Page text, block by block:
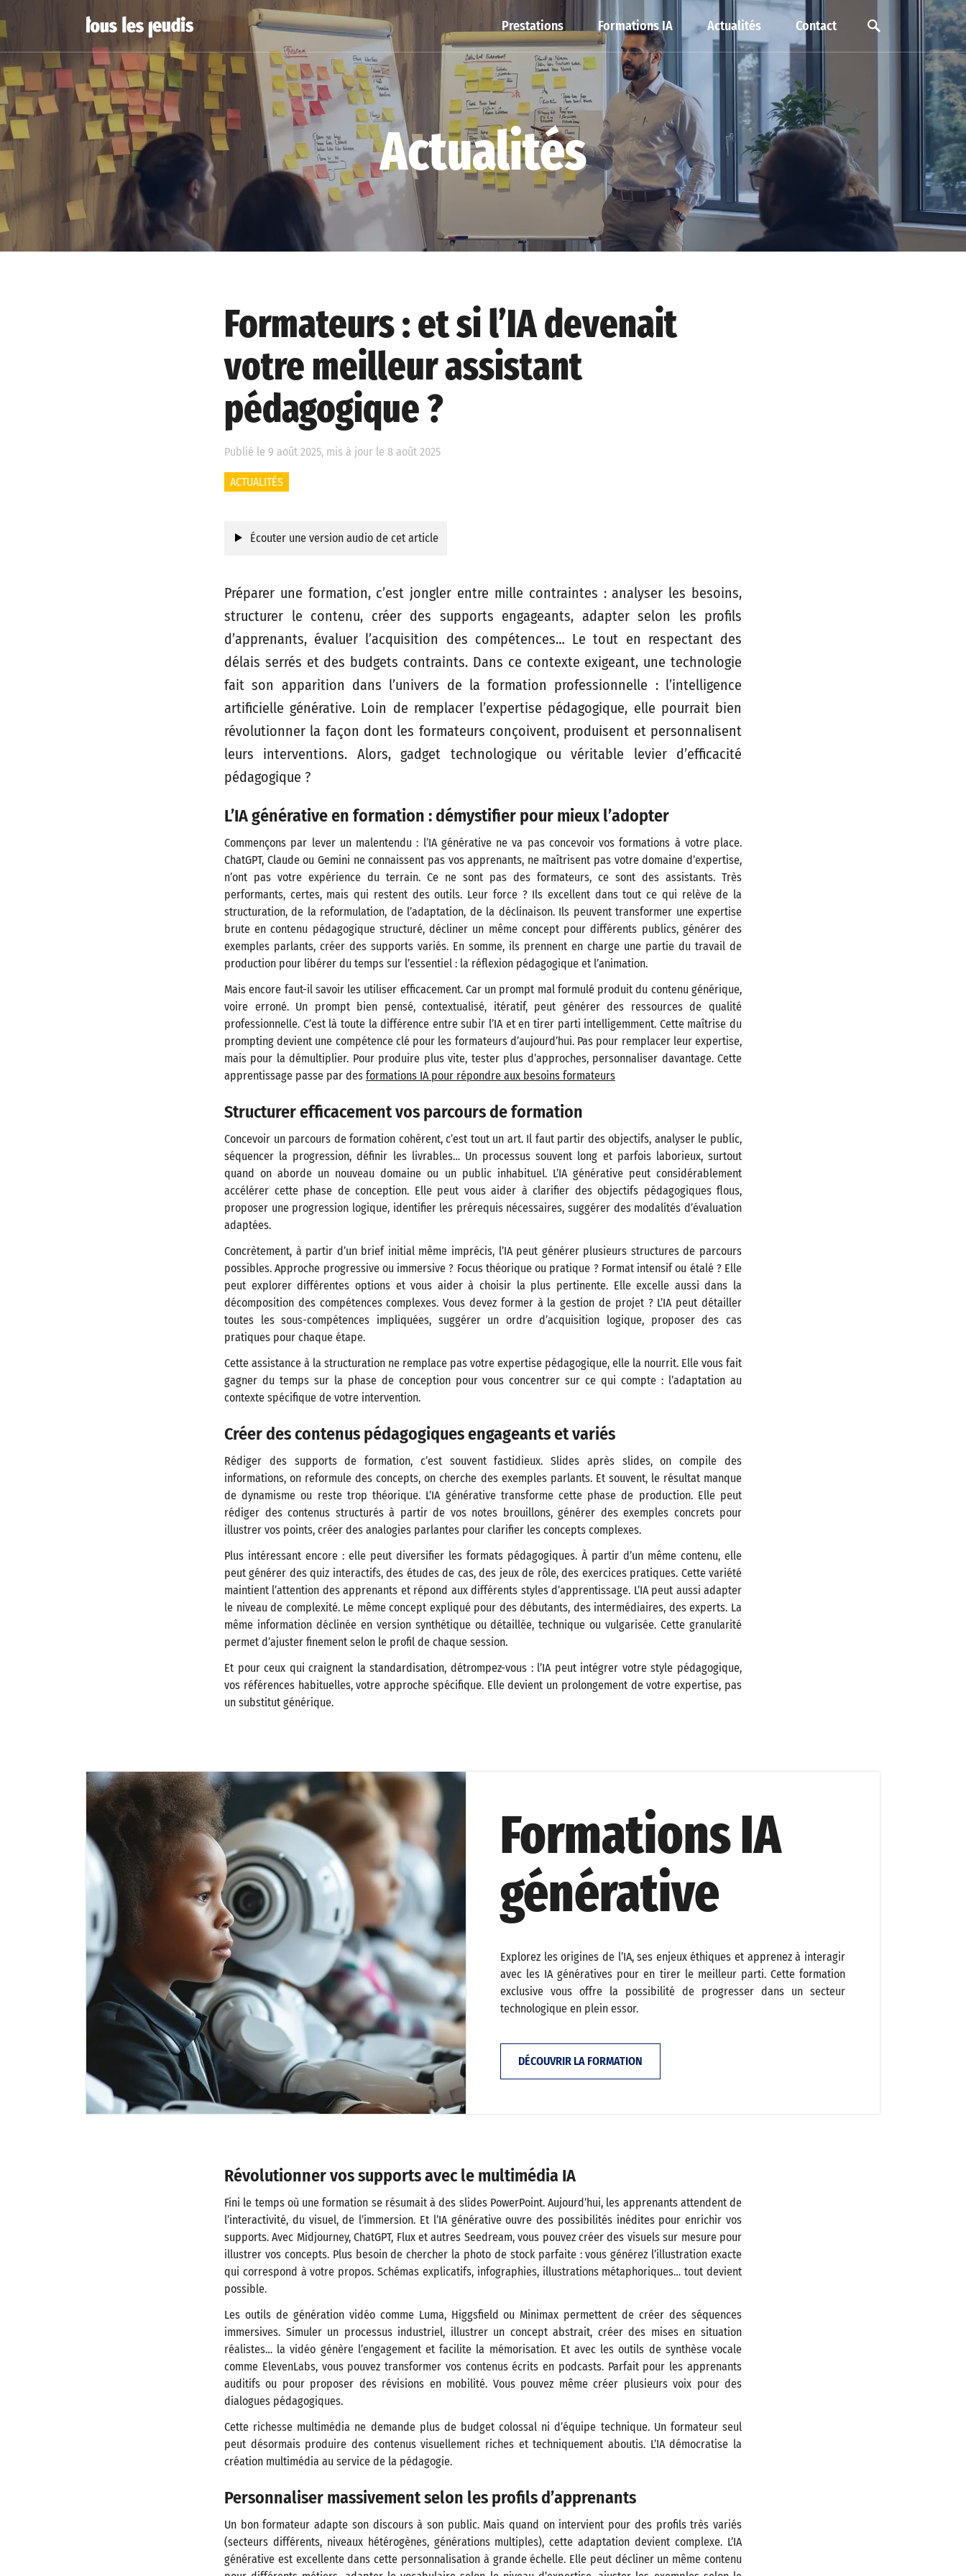
Prestations Formations IA Actualités Contact
Actualités
Formateurs : et si l’IA devenait
votre meilleur assistant
pédagogique ?
Publié le 9 août 2025, mis à jour le 8 août 2025
ACTUALITÉS
Écouter une version audio de cet article
Préparer une formation, c’est jongler entre mille contraintes : analyser les besoins,
structurer le contenu, créer des supports engageants, adapter selon les profils
d’apprenants, évaluer l’acquisition des compétences… Le tout en respectant des
délais serrés et des budgets contraints. Dans ce contexte exigeant, une technologie
fait son apparition dans l’univers de la formation professionnelle : l’intelligence
artificielle générative. Loin de remplacer l’expertise pédagogique, elle pourrait bien
révolutionner la façon dont les formateurs conçoivent, produisent et personnalisent
leurs interventions. Alors, gadget technologique ou véritable levier d’efficacité
pédagogique ?
L’IA générative en formation : démystifier pour mieux l’adopter
Commençons par lever un malentendu : l’IA générative ne va pas concevoir vos formations à votre place.
ChatGPT, Claude ou Gemini ne connaissent pas vos apprenants, ne maîtrisent pas votre domaine d’expertise,
n’ont pas votre expérience du terrain. Ce ne sont pas des formateurs, ce sont des assistants. Très
performants, certes, mais qui restent des outils. Leur force ? Ils excellent dans tout ce qui relève de la
structuration, de la reformulation, de l’adaptation, de la déclinaison. Ils peuvent transformer une expertise
brute en contenu pédagogique structuré, décliner un même concept pour différents publics, générer des
exemples parlants, créer des supports variés. En somme, ils prennent en charge une partie du travail de
production pour libérer du temps sur l’essentiel : la réflexion pédagogique et l’animation.
Mais encore faut-il savoir les utiliser efficacement. Car un prompt mal formulé produit du contenu générique,
voire erroné. Un prompt bien pensé, contextualisé, itératif, peut générer des ressources de qualité
professionnelle. C’est là toute la différence entre subir l’IA et en tirer parti intelligemment. Cette maîtrise du
prompting devient une compétence clé pour les formateurs d’aujourd’hui. Pas pour remplacer leur expertise,
mais pour la démultiplier. Pour produire plus vite, tester plus d’approches, personnaliser davantage. Cette
apprentissage passe par des formations IA pour répondre aux besoins formateurs
Structurer efficacement vos parcours de formation
Concevoir un parcours de formation cohérent, c’est tout un art. Il faut partir des objectifs, analyser le public,
séquencer la progression, définir les livrables… Un processus souvent long et parfois laborieux, surtout
quand on aborde un nouveau domaine ou un public inhabituel. L’IA générative peut considérablement
accélérer cette phase de conception. Elle peut vous aider à clarifier des objectifs pédagogiques flous,
proposer une progression logique, identifier les prérequis nécessaires, suggérer des modalités d’évaluation
adaptées.
Concrètement, à partir d’un brief initial même imprécis, l’IA peut générer plusieurs structures de parcours
possibles. Approche progressive ou immersive ? Focus théorique ou pratique ? Format intensif ou étalé ? Elle
peut explorer différentes options et vous aider à choisir la plus pertinente. Elle excelle aussi dans la
décomposition des compétences complexes. Vous devez former à la gestion de projet ? L’IA peut détailler
toutes les sous-compétences impliquées, suggérer un ordre d’acquisition logique, proposer des cas
pratiques pour chaque étape.
Cette assistance à la structuration ne remplace pas votre expertise pédagogique, elle la nourrit. Elle vous fait
gagner du temps sur la phase de conception pour vous concentrer sur ce qui compte : l’adaptation au
contexte spécifique de votre intervention.
Créer des contenus pédagogiques engageants et variés
Rédiger des supports de formation, c’est souvent fastidieux. Slides après slides, on compile des
informations, on reformule des concepts, on cherche des exemples parlants. Et souvent, le résultat manque
de dynamisme ou reste trop théorique. L’IA générative transforme cette phase de production. Elle peut
rédiger des contenus structurés à partir de vos notes brouillons, générer des exemples concrets pour
illustrer vos points, créer des analogies parlantes pour clarifier les concepts complexes.
Plus intéressant encore : elle peut diversifier les formats pédagogiques. À partir d’un même contenu, elle
peut générer des quiz interactifs, des études de cas, des jeux de rôle, des exercices pratiques. Cette variété
maintient l’attention des apprenants et répond aux différents styles d’apprentissage. L’IA peut aussi adapter
le niveau de complexité. Le même concept expliqué pour des débutants, des intermédiaires, des experts. La
même information déclinée en version synthétique ou détaillée, technique ou vulgarisée. Cette granularité
permet d’ajuster finement selon le profil de chaque session.
Et pour ceux qui craignent la standardisation, détrompez-vous : l’IA peut intégrer votre style pédagogique,
vos références habituelles, votre approche spécifique. Elle devient un prolongement de votre expertise, pas
un substitut générique.
Formations IA
générative
Explorez les origines de l’IA, ses enjeux éthiques et apprenez à interagir
avec les IA génératives pour en tirer le meilleur parti. Cette formation
exclusive vous offre la possibilité de progresser dans un secteur
technologique en plein essor.
DÉCOUVRIR LA FORMATION
Révolutionner vos supports avec le multimédia IA
Fini le temps où une formation se résumait à des slides PowerPoint. Aujourd’hui, les apprenants attendent de
l’interactivité, du visuel, de l’immersion. Et l’IA générative ouvre des possibilités inédites pour enrichir vos
supports. Avec Midjourney, ChatGPT, Flux et autres Seedream, vous pouvez créer des visuels sur mesure pour
illustrer vos concepts. Plus besoin de chercher la photo de stock parfaite : vous générez l’illustration exacte
qui correspond à votre propos. Schémas explicatifs, infographies, illustrations métaphoriques… tout devient
possible.
Les outils de génération vidéo comme Luma, Higgsfield ou Minimax permettent de créer des séquences
immersives. Simuler un processus industriel, illustrer un concept abstrait, créer des mises en situation
réalistes… la vidéo génère l’engagement et facilite la mémorisation. Et avec les outils de synthèse vocale
comme ElevenLabs, vous pouvez transformer vos contenus écrits en podcasts. Parfait pour les apprenants
auditifs ou pour proposer des révisions en mobilité. Vous pouvez même créer plusieurs voix pour des
dialogues pédagogiques.
Cette richesse multimédia ne demande plus de budget colossal ni d’équipe technique. Un formateur seul
peut désormais produire des contenus visuellement riches et techniquement aboutis. L’IA démocratise la
création multimédia au service de la pédagogie.
Personnaliser massivement selon les profils d’apprenants
Un bon formateur adapte son discours à son public. Mais quand on intervient pour des profils très variés
(secteurs différents, niveaux hétérogènes, générations multiples), cette adaptation devient complexe. L’IA
générative est excellente dans cette personnalisation à grande échelle. Elle peut décliner un même contenu